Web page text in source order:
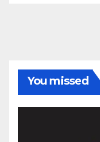
You missed